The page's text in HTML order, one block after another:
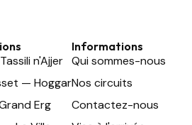
n'Ajjer
— Hoggar
Erg
Informations
Qui sommes-nous
Nos circuits
Contactez-nous